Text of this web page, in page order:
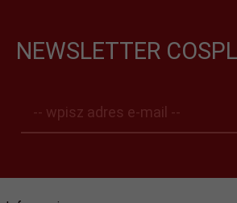
NEWSLETTER
-- wpisz adres e-mail --